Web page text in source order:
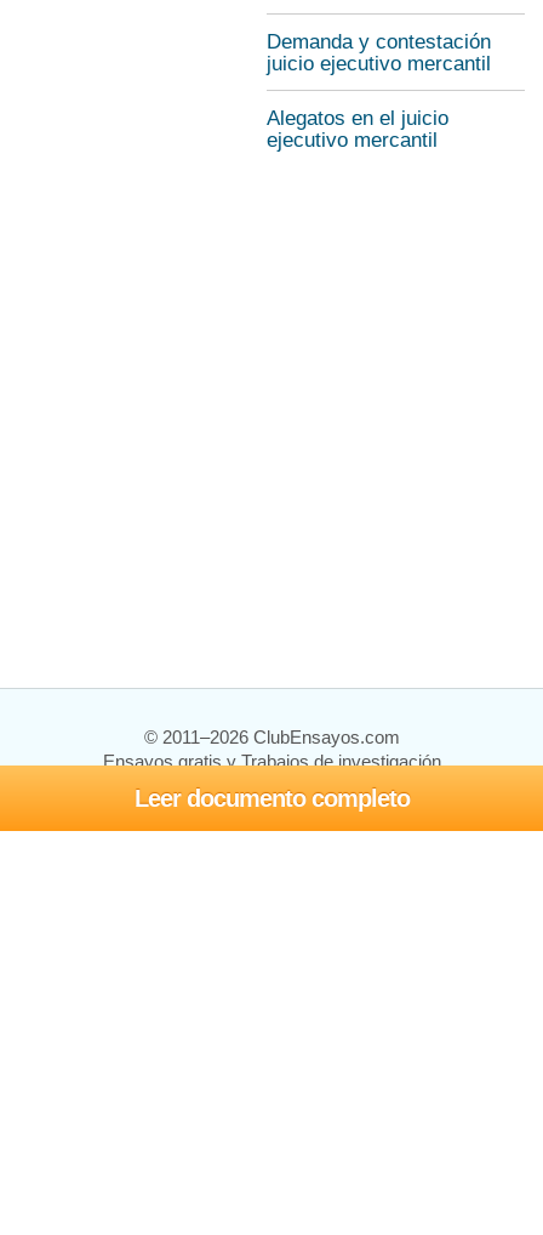
Leer documento completo
Demanda y contestación
juicio ejecutivo mercantil
Alegatos en el juicio
ejecutivo mercantil
© 2011–2026 ClubEnsayos.com
Ensayos gratis y Trabajos de investigación